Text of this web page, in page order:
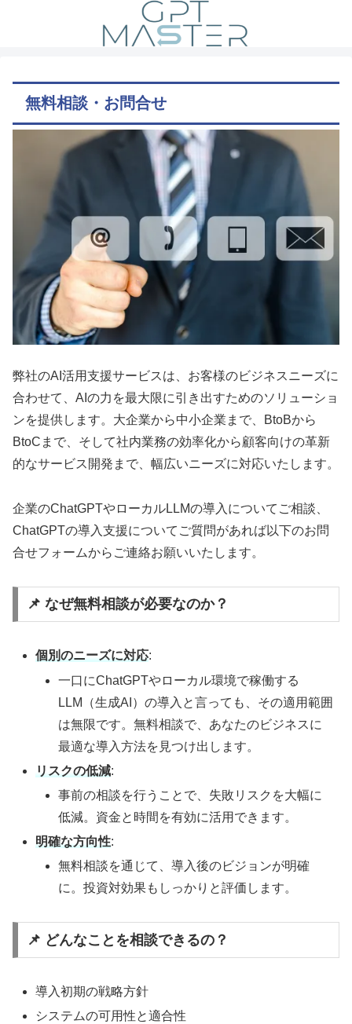
無料相談・お問合せ
弊社のAI活用支援サービスは、お客様のビジネスニーズに
合わせて、AIの力を最大限に引き出すためのソリューショ
ンを提供します。大企業から中小企業まで、BtoBから
BtoCまで、そして社内業務の効率化から顧客向けの革新
的なサービス開発まで、幅広いニーズに対応いたします。
企業のChatGPTやローカルLLMの導入についてご相談、
ChatGPTの導入支援についてご質問があれば以下のお問
合せフォームからご連絡お願いいたします。
📌 なぜ無料相談が必要なのか？
個別のニーズに対応:
一口にChatGPTやローカル環境で稼働する
LLM（生成AI）の導入と言っても、その適用範囲
は無限です。無料相談で、あなたのビジネスに
最適な導入方法を見つけ出します。
リスクの低減:
事前の相談を行うことで、失敗リスクを大幅に
低減。資金と時間を有効に活用できます。
明確な方向性:
無料相談を通じて、導入後のビジョンが明確
に。投資対効果もしっかりと評価します。
📌 どんなことを相談できるの？
導入初期の戦略方針
システムの可用性と適合性